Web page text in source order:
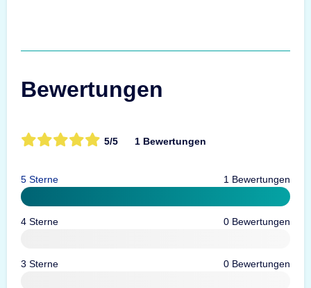
Bewertungen
5/5 1 Bewertungen
5 Sterne 1 Bewertungen
4 Sterne 0 Bewertungen
3 Sterne 0 Bewertungen